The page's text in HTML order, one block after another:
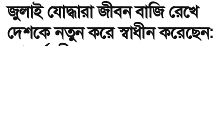
জুলাই যোদ্ধারা জীবন বাজি রেখে
দেশকে নতুন করে স্বাধীন করেছেন: